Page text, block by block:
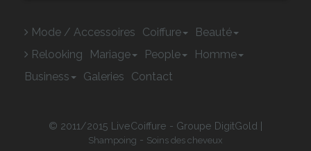
Mode / Accessoires Coiffure
Beauté
Relooking
Mariage People
Homme
Business
Galeries Contact
© 2011/2015 LiveCoiffure - Groupe DigitGold |
Shampoing - Soins des cheveux